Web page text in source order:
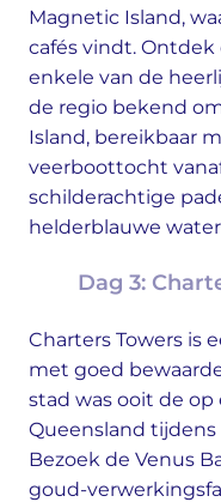
Magnetic Island,
cafés vindt.
enkele van de
de regio bekend
Island, bereikbaar
veerboottocht
schilderachtige
helderblauwe
Dag 3:
Charters Towers is
met goed
stad was ooit de
Queensland
Bezoek de Venus
goud-